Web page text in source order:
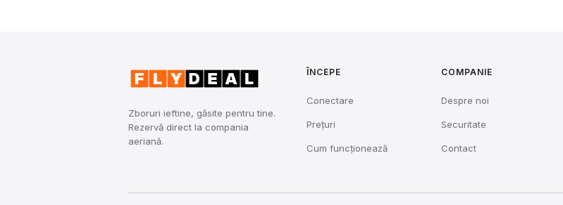
Zboruri ieftine, găsite pentru tine.
Rezervă direct la compania
aeriană.
ÎNCEPE
Conectare
Prețuri
Cum funcționează
COMPANIE
Despre noi
Securitate
Contact